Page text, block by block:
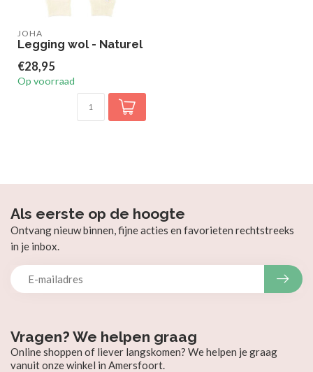
JOHA
Legging wol - Naturel
€28,95
Op voorraad
Vragen? We helpen graag
Online shoppen of liever langskomen? We helpen je graag
vanuit onze winkel in Amersfoort.
Als eerste op de hoogte
Ontvang nieuw binnen, fijne acties en favorieten rechtstreeks
in je inbox.